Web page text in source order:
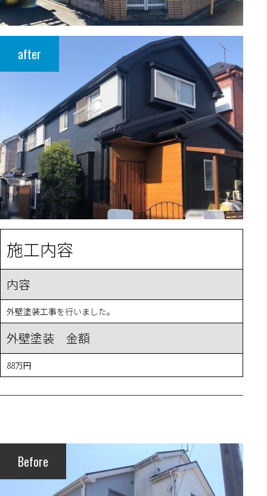
after
施工内容
内容
外壁塗装工事を行いました。
外壁塗装 金額
88万円
Before